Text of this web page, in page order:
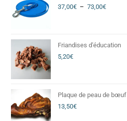
37,00€ – 73,00€
Friandises d'éducation
5,20€
Plaque de peau de bœuf
13,50€